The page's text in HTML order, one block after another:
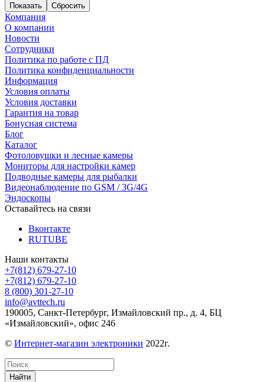
Сбросить
Компания
О компании
Новости
Сотрудники
Политика по работе с ПД
Политика конфиденциальности
Информация
Условия оплаты
Условия доставки
Гарантия на товар
Бонусная система
Блог
Каталог
Фотоловушки и лесные камеры
Мониторы для настройки камер
Подводные камеры для рыбалки
Видеонаблюдение по GSM / 3G/4G
Эндоскопы
Оставайтесь на связи
Вконтакте
RUTUBE
Наши контакты
+7(812) 679-27-10
+7(812) 679-27-10
8 (800) 301-27-10
info@avttech.ru
190005, Санкт-Петербург, Измайловский пр., д. 4, БЦ
«Измайловский», офис 246
© Интернет-магазин электроники 2022г.
Найти